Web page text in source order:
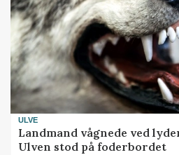
ULVE
Landmand vågnede ved
Ulven stod på foderbordet